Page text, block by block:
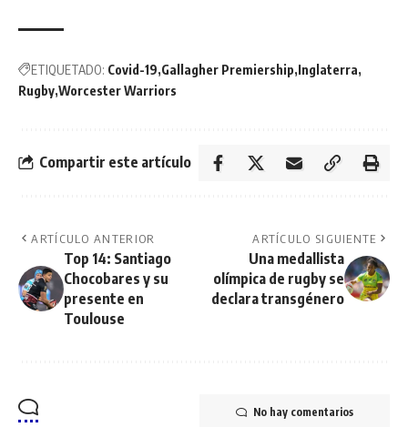
ETIQUETADO: Covid-19 Gallagher Premiership Inglaterra
Rugby Worcester Warriors
Compartir este artículo
ARTÍCULO ANTERIOR
Top 14: Santiago
Chocobares y su
presente en
Toulouse
ARTÍCULO SIGUIENTE
Una medallista
olímpica de rugby se
declara transgénero
No hay comentarios